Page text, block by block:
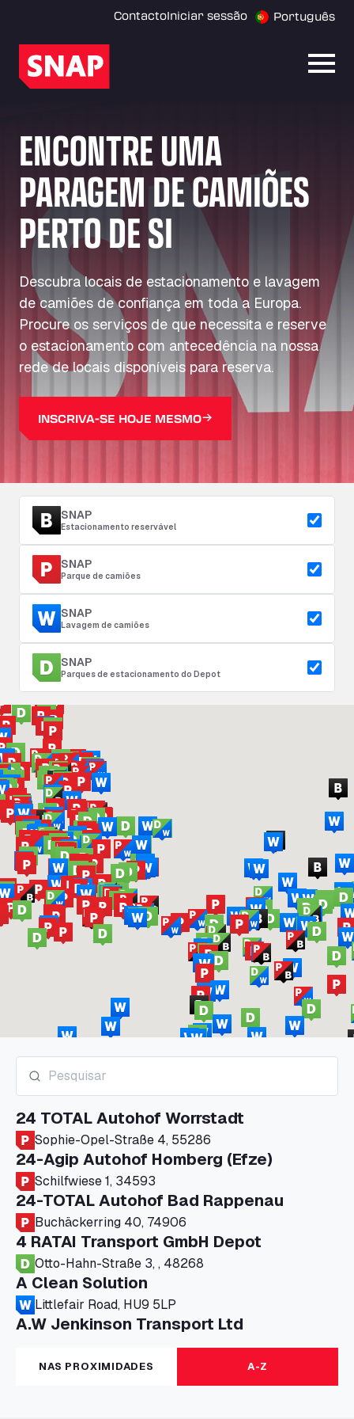
ContactoIniciar sessão Português
ENCONTRE UMA
PARAGEM DE CAMIÕES
PERTO DE SI
Descubra locais de estacionamento e lavagem
de camiões de confiança em toda a Europa.
Procure os serviços de que necessita e reserve
o estacionamento com antecedência na nossa
rede de locais disponíveis para reserva.
INSCRIVA-SE HOJE MESMO
SNAP
Estacionamento reservável
SNAP
Parque de camiões
SNAP
Lavagem de camiões
SNAP
Parques de estacionamento do Depot
24 TOTAL Autohof Worrstadt
Sophie-Opel-Straße 4, 55286
24-Agip Autohof Homberg (Efze)
Schilfwiese 1, 34593
24-TOTAL Autohof Bad Rappenau
Buchäckerring 40, 74906
4 RATAI Transport GmbH Depot
Otto-Hahn-Straße 3, , 48268
A Clean Solution
Littlefair Road, HU9 5LP
A.W Jenkinson Transport Ltd
Progress House, ME11 5GA
A+G Nettetal - Depot Parking
Am Panneschopp 7, 41334
NAS PROXIMIDADES A-Z